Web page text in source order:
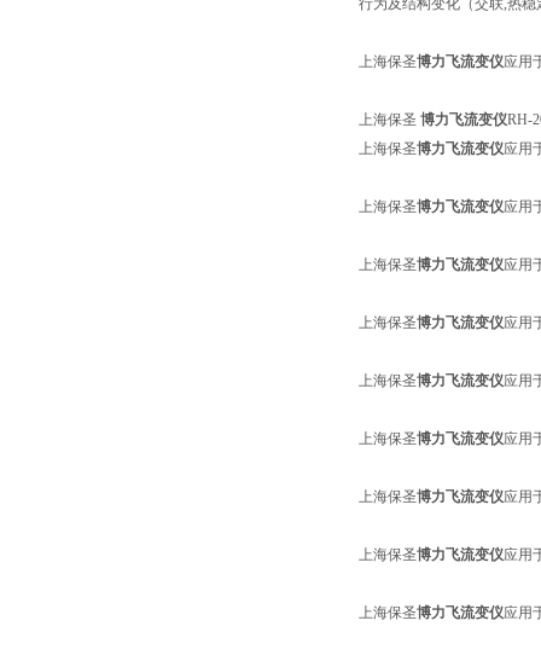
行为及结构变化（交联,热
上海保圣博力飞流变仪应用
上海保圣 博力飞流变仪RH-
上海保圣博力飞流变仪应用
上海保圣博力飞流变仪应用
上海保圣博力飞流变仪应用
上海保圣博力飞流变仪应用
上海保圣博力飞流变仪应用
上海保圣博力飞流变仪应用
上海保圣博力飞流变仪应用
上海保圣博力飞流变仪应用
上海保圣博力飞流变仪应用